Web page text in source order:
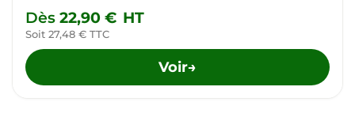
Dès 22,90 € HT
Soit 27,48 € TTC
Voir→